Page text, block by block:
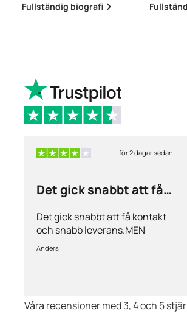
Fullständig biografi
för 2 dagar sedan
Det gick snabbt att få
Det gick snabbt att få kontakt
och snabb leverans.MEN
priserna är alldeles för höga på
Anders
Våra recensioner med 3, 4 och 5